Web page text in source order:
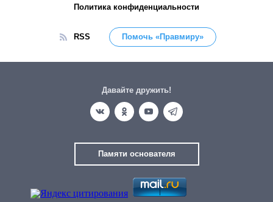
Политика конфиденциальности
RSS Помочь «Правмиру»
Давайте дружить!
Памяти основателя